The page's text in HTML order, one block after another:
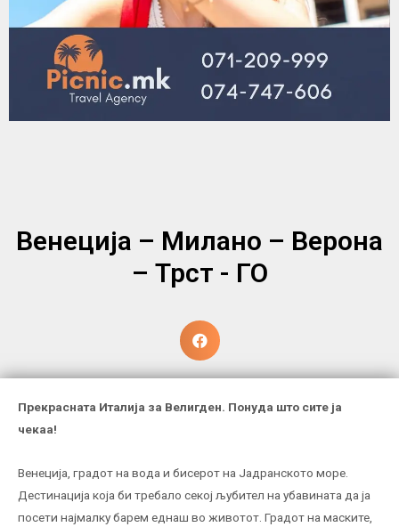
Венеција – Милано – Верона
– Трст - ГО
Прекрасната Италија за Велигден. Понуда што сите ја
чекаа!
Венеција, градот на вода и бисерот на Јадранското море.
Дестинација која би требало секој љубител на убавината да ја
посети најмалку барем еднаш во животот. Градот на маските,